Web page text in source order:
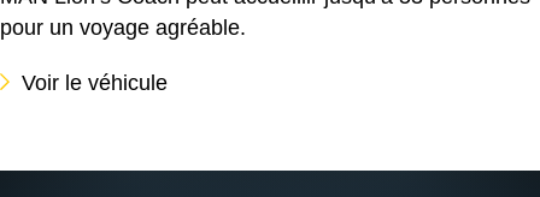
pour un voyage agréable.
Voir le véhicule